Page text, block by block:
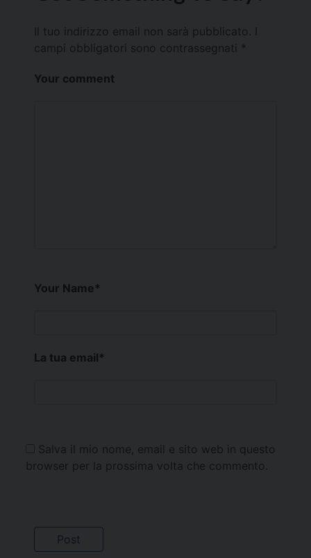
Il tuo indirizzo email non sarà pubblicato.
campi obbligatori sono contrassegnati *
Your comment
Your Name*
La tua email*
Salva il mio nome, email e sito web in questo
browser per la prossima volta che commento.